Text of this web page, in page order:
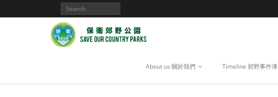
About us 關於我們 Timeline 郊野事件薄